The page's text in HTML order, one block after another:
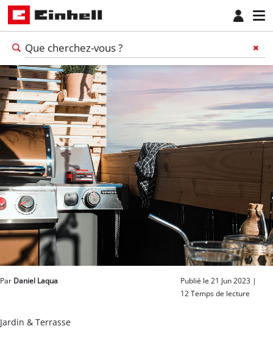
English
Par Daniel Laqua
Publié le 21 Jun 2023 |
12 Temps de lecture
Jardin & Terrasse